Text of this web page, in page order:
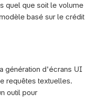
quel que soit le volume
basé sur le crédit
génération d'écrans UI
requêtes textuelles.
outil pour